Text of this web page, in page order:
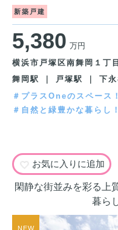
新築戸建
5,380 万円
横浜市戸塚区南舞岡１丁目
舞岡駅 ｜ 戸塚駅 ｜ 下永
＃プラスOneのスペース！
＃自然と緑豊かな暮らし！
お気に入りに追加
閑静な街並みを彩る上
暮ら